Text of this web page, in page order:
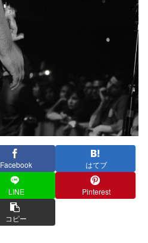
Facebook はてブ
LINE Pinterest
コピー